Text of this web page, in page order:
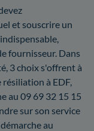
et souscrire un
fournisseur. Dans
3 choix s'offrent à
à EDF,
au 09 69 32 15 15
sur son service
au